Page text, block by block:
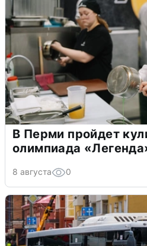
В Перми пройдет
олимпиада
8 августа 0